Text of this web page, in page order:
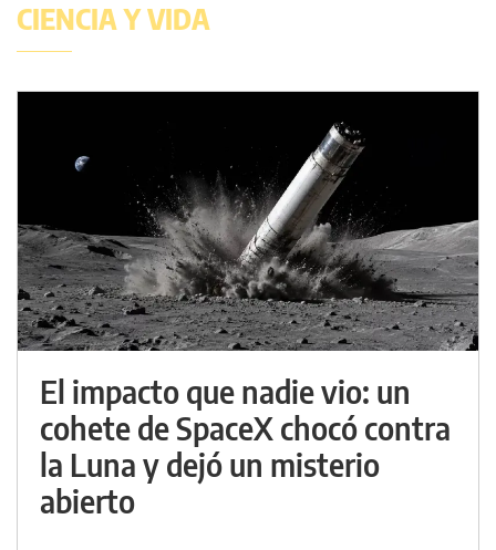
CIENCIA Y VIDA
El impacto que nadie vio: un
cohete de SpaceX chocó contra
la Luna y dejó un misterio
abierto